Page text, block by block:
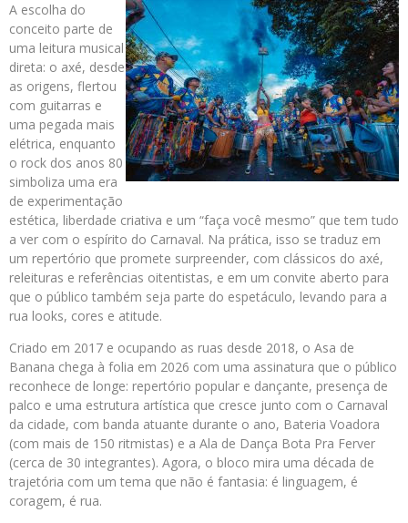
A escolha do
conceito parte de
uma leitura musical
direta: o axé, desde
as origens, flertou
com guitarras e
uma pegada mais
elétrica, enquanto
o rock dos anos 80
simboliza uma era
de experimentação
estética, liberdade criativa e um “faça você mesmo” que tem tudo
a ver com o espírito do Carnaval. Na prática, isso se traduz em
um repertório que promete surpreender, com clássicos do axé,
releituras e referências oitentistas, e em um convite aberto para
que o público também seja parte do espetáculo, levando para a
rua looks, cores e atitude.
Criado em 2017 e ocupando as ruas desde 2018, o Asa de
Banana chega à folia em 2026 com uma assinatura que o público
reconhece de longe: repertório popular e dançante, presença de
palco e uma estrutura artística que cresce junto com o Carnaval
da cidade, com banda atuante durante o ano, Bateria Voadora
(com mais de 150 ritmistas) e a Ala de Dança Bota Pra Ferver
(cerca de 30 integrantes). Agora, o bloco mira uma década de
trajetória com um tema que não é fantasia: é linguagem, é
coragem, é rua.